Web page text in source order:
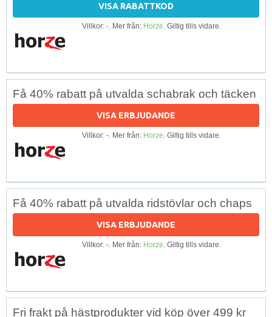
VISA RABATTKOD
Villkor: -. Mer från: Horze. Giltig tills vidare.
Få 40% rabatt på utvalda schabrak och täcken
VISA ERBJUDANDE
Villkor: -. Mer från: Horze. Giltig tills vidare.
Få 40% rabatt på utvalda ridstövlar och chaps
VISA ERBJUDANDE
Villkor: -. Mer från: Horze. Giltig tills vidare.
Fri frakt på hästprodukter vid köp över 499 kr